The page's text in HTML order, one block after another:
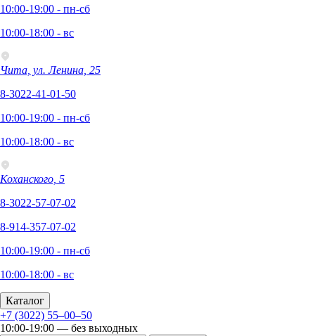
10:00-19:00 - пн-сб
10:00-18:00 - вс
Чита, ул. Ленина, 25
8-3022-41-01-50
10:00-19:00 - пн-сб
10:00-18:00 - вс
Коханского, 5
8-3022-57-07-02
8-914-357-07-02
10:00-19:00 - пн-сб
10:00-18:00 - вс
Каталог
+7 (3022) 55‒00‒50
10:00-19:00 — без выходных